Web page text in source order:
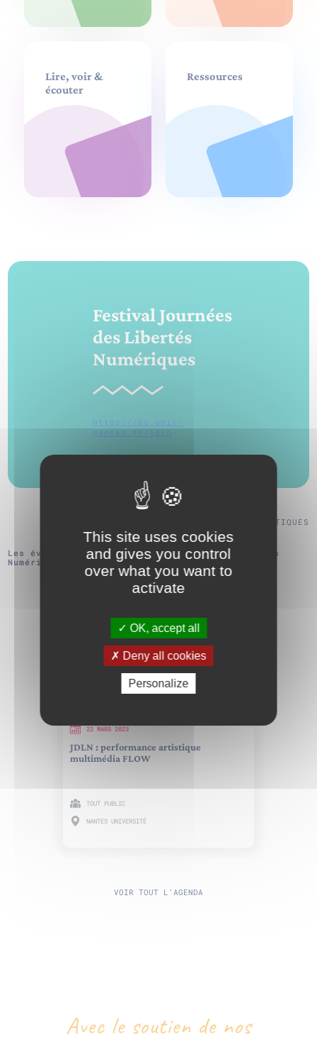
Lire, voir &
écouter
Ressources
Festival Journées
des Libertés
Numériques
https://bu.univ-
nantes.fr/jdln
VOIR TOUS NOS PARTENAIRES ARTISTIQUES
Les évenements de Festival Journées des Libertés
Numériques :
22 MARS 2023
JDLN : performance artistique
multimédia FLOW
TOUT PUBLIC
NANTES UNIVERSITÉ
VOIR TOUT L'AGENDA
Avec le soutien de nos
This site uses cookies
and gives you control
over what you want to
activate
OK, accept all
Deny all cookies
Personalize